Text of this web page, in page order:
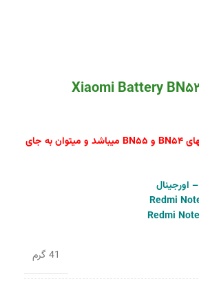
{این باتری مشابه باتریهای BN54 و BN55 میباشد و میتوان به جای
41 گرم